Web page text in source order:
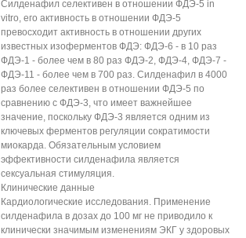
Силденафил селективен в отношении ФДЭ-5 in
vitro, его активность в отношении ФДЭ-5
превосходит активность в отношении других
известных изоферментов ФДЭ: ФДЭ-6 - в 10 раз
ФДЭ-1 - более чем в 80 раз ФДЭ-2, ФДЭ-4, ФДЭ-7 -
ФДЭ-11 - более чем в 700 раз. Силденафил в 4000
раз более селективен в отношении ФДЭ-5 по
сравнению с ФДЭ-3, что имеет важнейшее
значение, поскольку ФДЭ-3 является одним из
ключевых ферментов регуляции сократимости
миокарда. Обязательным условием
эффективности силденафила является
сексуальная стимуляция.
Клинические данные
Кардиологические исследования. Применение
силденафила в дозах до 100 мг не приводило к
клинически значимым изменениям ЭКГ у здоровых